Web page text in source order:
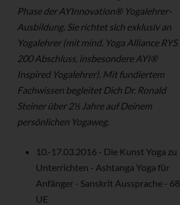
Phase der AYInnovation® Yogalehrer-
Ausbildung. Sie richtet sich exklusiv an
Yogalehrer (mit mind. Yoga Alliance RYS
200 Abschluss, insbesondere AYI®
Inspired Yogalehrer). Mit fundiertem
Fachwissen begleitet Dich Dr. Ronald
Steiner über 2½ Jahre auf Deinem
persönlichen Yogaweg.
10.-17.03.2016 - Die Kunst Yoga zu
Unterrichten - Ashtanga Yoga für
Anfänger - Sanskrit Aussprache - 68
UE